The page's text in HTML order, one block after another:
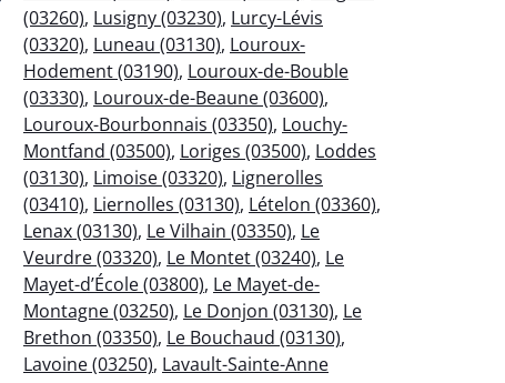
(03260), Lusigny (03230), Lurcy-Lévis
(03320), Luneau (03130), Louroux-
Hodement (03190), Louroux-de-Bouble
(03330), Louroux-de-Beaune (03600),
Louroux-Bourbonnais (03350), Louchy-
Montfand (03500), Loriges (03500), Loddes
(03130), Limoise (03320), Lignerolles
(03410), Liernolles (03130), Lételon (03360),
Lenax (03130), Le Vilhain (03350), Le
Veurdre (03320), Le Montet (03240), Le
Mayet-d’École (03800), Le Mayet-de-
Montagne (03250), Le Donjon (03130), Le
Brethon (03350), Le Bouchaud (03130),
Lavoine (03250), Lavault-Sainte-Anne